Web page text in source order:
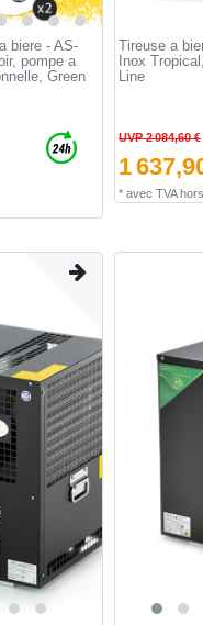
biere - AS-
pompe a
Green
Tireuse a
Inox
Line
UVP 2 084,60 €
1
* avec TVA